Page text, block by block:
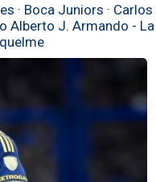
· Boca Juniors · Carlos
Alberto J. Armando - La